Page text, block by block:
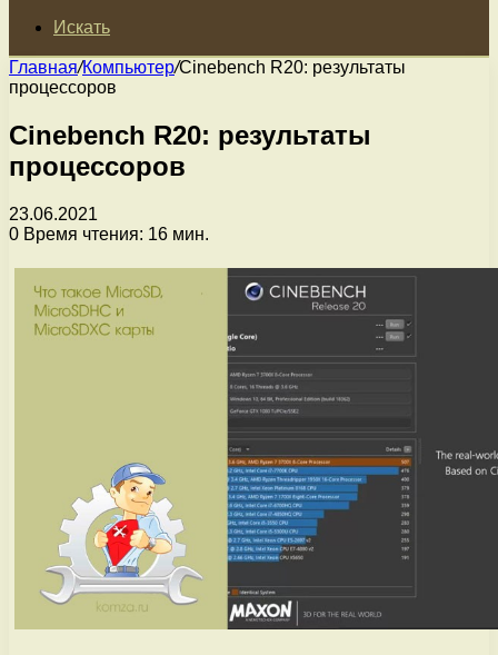
Искать
Главная/Компьютер/Cinebench R20: результаты
процессоров
Cinebench R20: результаты
процессоров
23.06.2021
0 Время чтения: 16 мин.